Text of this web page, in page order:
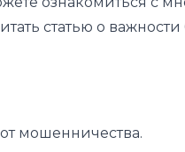
статью о важности
мошенничества.